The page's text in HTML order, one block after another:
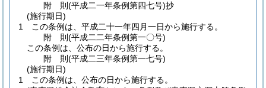
附 則(平成二一年条例第四七号)抄
(施行期日)
1
この条例は、平成二十一年四月一日から施行する。
附 則(平成二二年条例第一〇号)
この条例は、公布の日から施行する。
附 則(平成二三年条例第一七号)
(施行期日)
1
この条例は、公布の日から施行する。